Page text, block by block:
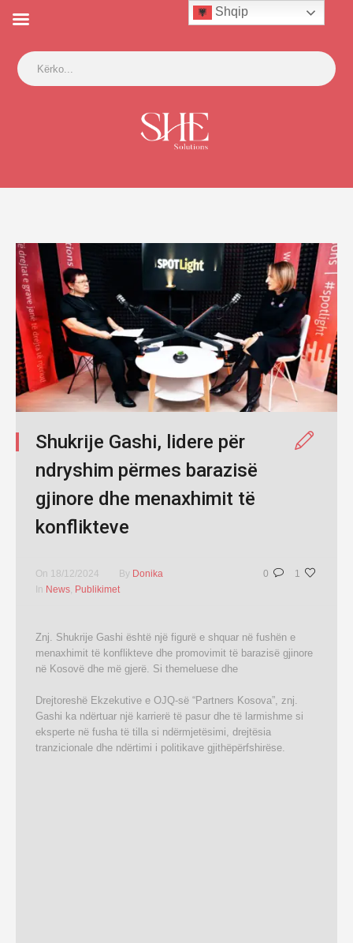
Shukrije Gashi, lidere për
ndryshim përmes barazisë
gjinore dhe menaxhimit të
konflikteve
0 1
On 18/12/2024 By Donika
In News, Publikimet
Znj. Shukrije Gashi është një figurë e shquar në fushën e
menaxhimit të konflikteve dhe promovimit të barazisë gjinore
në Kosovë dhe më gjerë. Si themeluese dhe
Drejtoreshë Ekzekutive e OJQ-së “Partners Kosova”, znj.
Gashi ka ndërtuar një karrierë të pasur dhe të larmishme si
eksperte në fusha të tilla si ndërmjetësimi, drejtësia
tranzicionale dhe ndërtimi i politikave gjithëpërfshirëse.
Shqip